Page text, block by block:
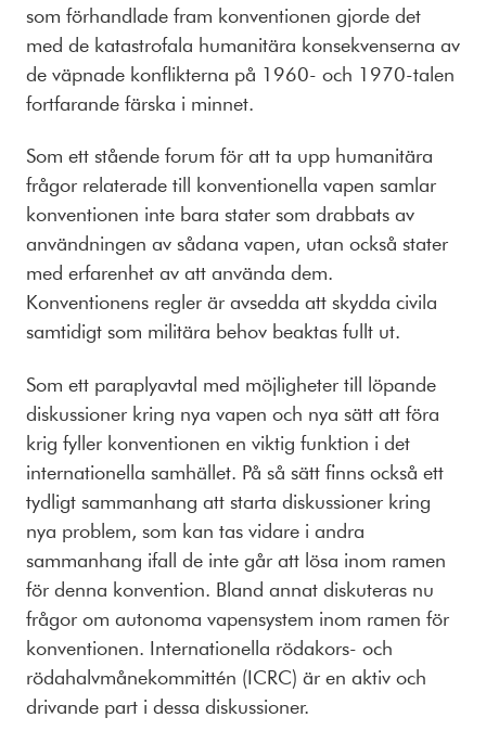
som förhandlade fram konventionen gjorde det
med de katastrofala humanitära konsekvenserna av
de väpnade konflikterna på 1960- och 1970-talen
fortfarande färska i minnet.
Som ett stående forum för att ta upp humanitära
frågor relaterade till konventionella vapen samlar
konventionen inte bara stater som drabbats av
användningen av sådana vapen, utan också stater
med erfarenhet av att använda dem.
Konventionens regler är avsedda att skydda civila
samtidigt som militära behov beaktas fullt ut.
Som ett paraplyavtal med möjligheter till löpande
diskussioner kring nya vapen och nya sätt att föra
krig fyller konventionen en viktig funktion i det
internationella samhället. På så sätt finns också ett
tydligt sammanhang att starta diskussioner kring
nya problem, som kan tas vidare i andra
sammanhang ifall de inte går att lösa inom ramen
för denna konvention. Bland annat diskuteras nu
frågor om autonoma vapensystem inom ramen för
konventionen. Internationella rödakors- och
rödahalvmånekommittén (ICRC) är en aktiv och
drivande part i dessa diskussioner.